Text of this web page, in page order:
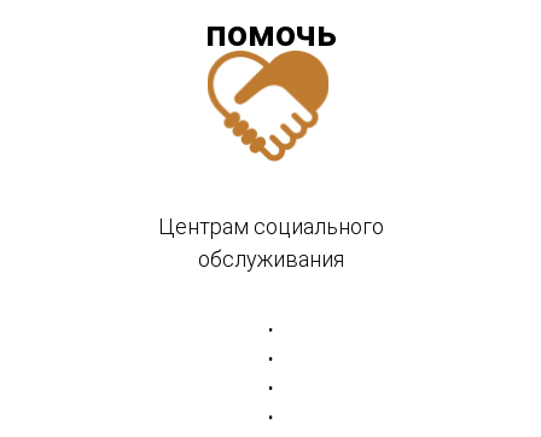
Центрам социального
обслуживания
помочь